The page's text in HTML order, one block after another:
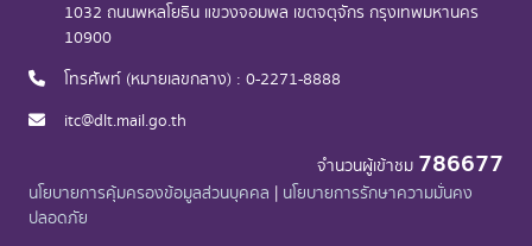
1032 ถนนพหลโยธิน แขวงจอมพล เขตจตุจักร กรุงเทพมหานคร
10900
โทรศัพท์ (หมายเลขกลาง) : 0-2271-8888
itc@dlt.mail.go.th
จำนวนผู้เข้าชม 786677
นโยบายการคุ้มครองข้อมูลส่วนบุคคล | นโยบายการรักษาความมั่นคง
ปลอดภัย